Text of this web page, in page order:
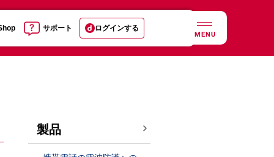
サポート ログインする
MENU
製品